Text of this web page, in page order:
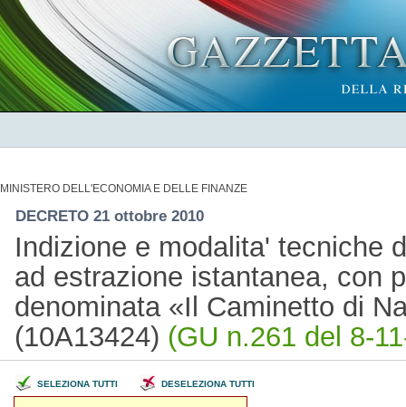
MINISTERO DELL'ECONOMIA E DELLE FINANZE
DECRETO 21 ottobre 2010
Indizione e modalita' tecniche
ad estrazione istantanea, con
denominata «Il Caminetto di
(10A13424) (GU n.261 del 8-
SELEZIONA TUTTI DESELEZIONA TUTTI